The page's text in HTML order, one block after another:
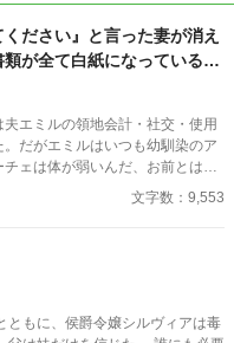
ださい』と言った妻が消え
が全て白紙になっているこ
エミルの領地会計・社交・使用
だがエミルはいつも幼馴染のア
ェは体が弱いんだ、お前とは違
、ルチアは微笑んで離縁届に署
ら。どうぞ幼馴染様をお大事
方すら知らない自分。三ヶ月
たルチアは、辺境伯の財務顧問
文字数：9,553